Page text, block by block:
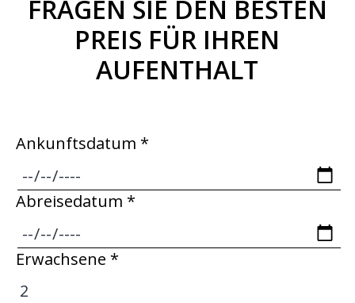
FRAGEN SIE DEN BESTEN
PREIS FÜR IHREN
AUFENTHALT
Ankunftsdatum *
Abreisedatum *
Erwachsene *